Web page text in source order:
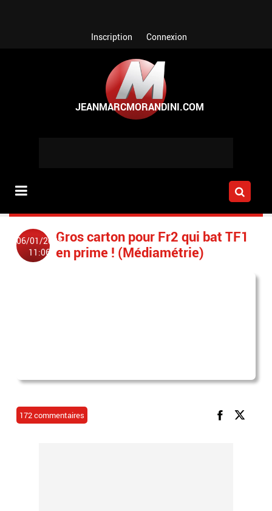
Inscription Connexion
06/01/2008
11:06
Gros carton pour Fr2 qui bat TF1
en prime ! (Médiamétrie)
172 commentaires